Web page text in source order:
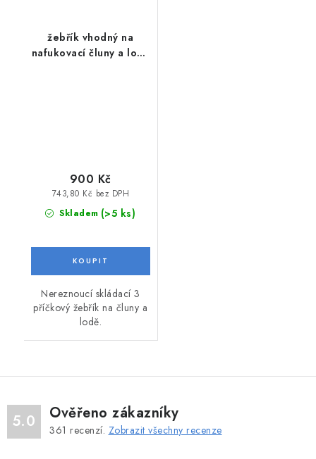
žebřík vhodný na
nafukovací čluny a lodě
Skladem (>5 ks)
743,80 Kč bez DPH
900 Kč
Nereznoucí skládací 3
příčkový žebřík na čluny a
lodě.
5.0 Ověřeno zákazníky
361 recenzí. Zobrazit všechny recenze